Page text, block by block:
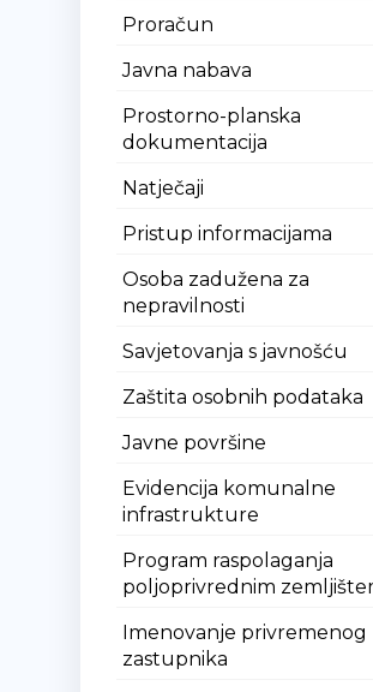
Proračun
Javna nabava
Prostorno-planska
dokumentacija
Natječaji
Pristup informacijama
Osoba zadužena za
nepravilnosti
Savjetovanja s javnošću
Zaštita osobnih podataka
Javne površine
Evidencija komunalne
infrastrukture
Program raspolaganja
poljoprivrednim
Imenovanje privremenog
zastupnika